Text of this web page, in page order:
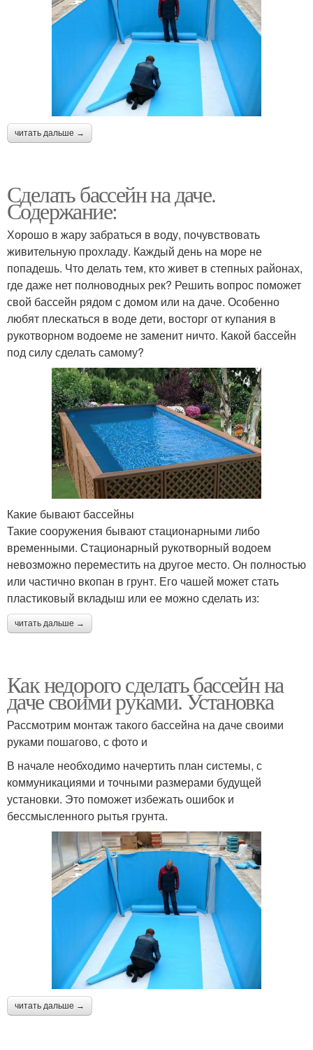
читать дальше →
Сделать бассейн на даче.
Содержание:
Хорошо в жару забраться в воду, почувствовать
живительную прохладу. Каждый день на море не
попадешь. Что делать тем, кто живет в степных районах,
где даже нет полноводных рек? Решить вопрос поможет
свой бассейн рядом с домом или на даче. Особенно
любят плескаться в воде дети, восторг от купания в
рукотворном водоеме не заменит ничто. Какой бассейн
под силу сделать самому?
Какие бывают бассейны
Такие сооружения бывают стационарными либо
временными. Стационарный рукотворный водоем
невозможно переместить на другое место. Он полностью
или частично вкопан в грунт. Его чашей может стать
пластиковый вкладыш или ее можно сделать из:
читать дальше →
Как недорого сделать бассейн на
даче своими руками. Установка
Рассмотрим монтаж такого бассейна на даче своими
руками пошагово, с фото и
В начале необходимо начертить план системы, с
коммуникациями и точными размерами будущей
установки. Это поможет избежать ошибок и
бессмысленного рытья грунта.
читать дальше →